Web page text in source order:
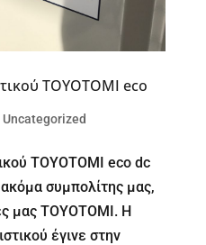
TOYOTOMI eco
Uncategorized
TOYOTOMI eco dc
συμπολίτης μας,
μας TOYOTOMI. Η
έγινε στην